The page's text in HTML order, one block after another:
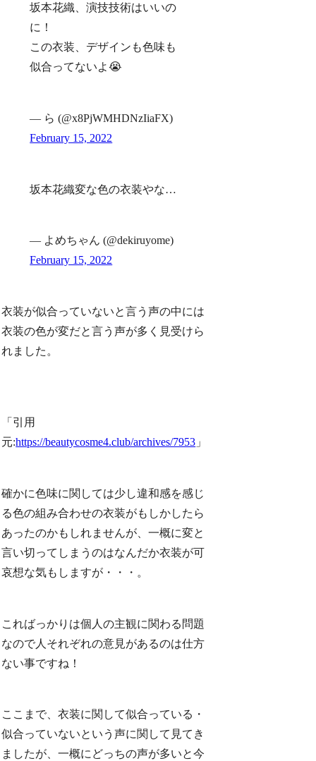
坂本花織、演技技術はいいの
に！
この衣装、デザインも色味も
似合ってないよ😭
— ら (@x8PjWMHDNzIiaFX)
February 15, 2022
坂本花織変な色の衣装やな…
— よめちゃん (@dekiruyome)
February 15, 2022
衣装が似合っていないと言う声の中には
衣装の色が変だと言う声が多く見受けら
れました。
「引用
元:https://beautycosme4.club/archives/7953 」
確かに色味に関しては少し違和感を感じ
る色の組み合わせの衣装がもしかしたら
あったのかもしれませんが、一概に変と
言い切ってしまうのはなんだか衣装が可
哀想な気もしますが・・・。
こればっかりは個人の主観に関わる問題
なので人それぞれの意見があるのは仕方
ない事ですね！
ここまで、衣装に関して似合っている・
似合っていないという声に関して見てき
ましたが、一概にどっちの声が多いと今